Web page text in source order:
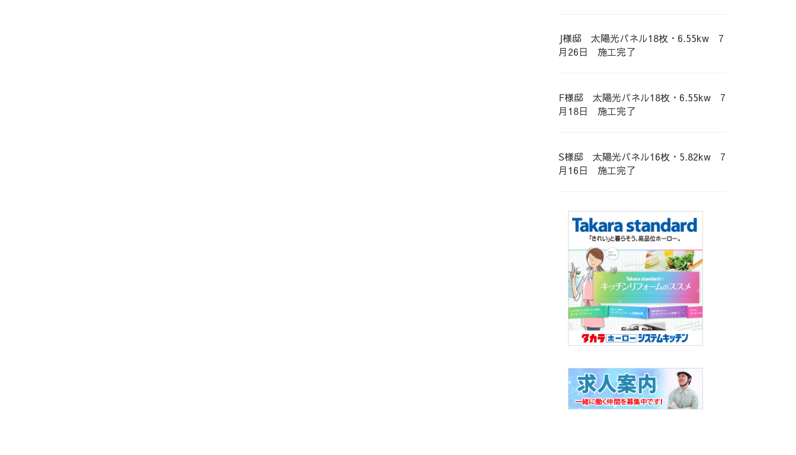
J様邸 太陽光パネル18枚・6.55kw 7
月26日 施工完了
F様邸 太陽光パネル18枚・6.55kw 7
月18日 施工完了
S様邸 太陽光パネル16枚・5.82kw 7
月16日 施工完了